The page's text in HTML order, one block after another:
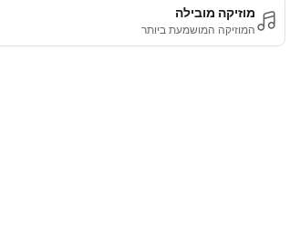
מוזיקה מובילה
המוזיקה המושמעת ביותר